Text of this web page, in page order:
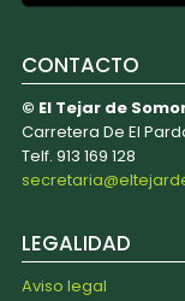
CONTACTO
© El Tejar de
Carretera De El
Telf. 913 169 128
LEGALIDAD
Aviso legal